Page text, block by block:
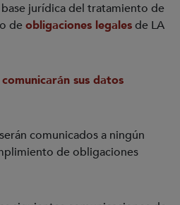
jurídica del tratamiento de
deobligaciones legalesde LA
sus datos
comunicados a ningún
de obligaciones